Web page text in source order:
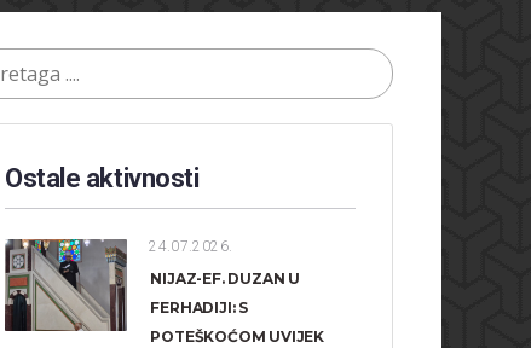
Ostale aktivnosti
24.07.2026.
NIJAZ-EF. DUZAN U
FERHADIJI: S
POTEŠKOĆOM UVIJEK